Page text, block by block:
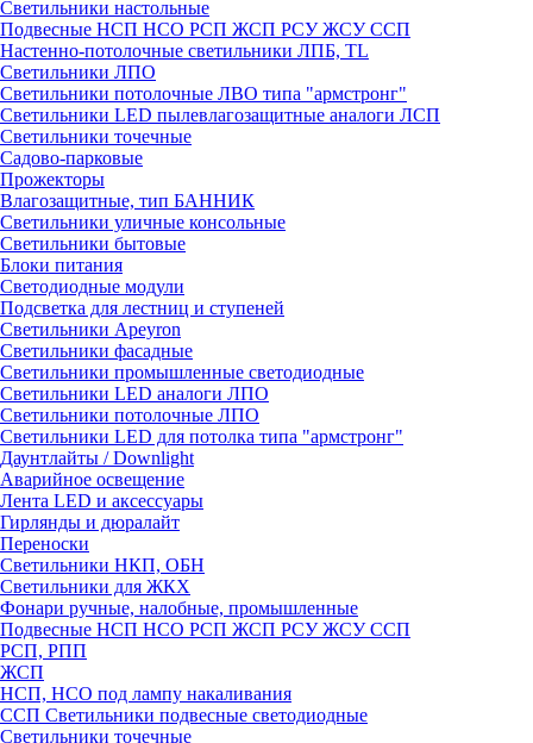
Светильники настольные
Подвесные НСП НСО РСП ЖСП РСУ ЖСУ ССП
Настенно-потолочные светильники ЛПБ, TL
Светильники ЛПО
Светильники потолочные ЛВО типа "армстронг"
Светильники LED пылевлагозащитные аналоги ЛСП
Светильники точечные
Садово-парковые
Прожекторы
Влагозащитные, тип БАННИК
Светильники уличные консольные
Светильники бытовые
Блоки питания
Светодиодные модули
Подсветка для лестниц и ступеней
Светильники Apeyron
Светильники фасадные
Светильники промышленные светодиодные
Светильники LED аналоги ЛПО
Светильники потолочные ЛПО
Светильники LED для потолка типа "армстронг"
Даунтлайты / Downlight
Аварийное освещение
Лента LED и аксессуары
Гирлянды и дюралайт
Переноски
Светильники НКП, ОБН
Светильники для ЖКХ
Фонари ручные, налобные, промышленные
Подвесные НСП НСО РСП ЖСП РСУ ЖСУ ССП
РСП, РПП
ЖСП
НСП, НСО под лампу накаливания
ССП Светильники подвесные светодиодные
Светильники точечные